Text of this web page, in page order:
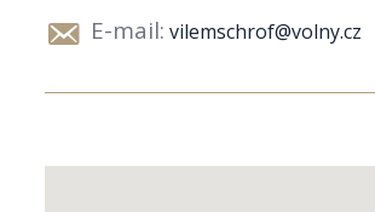
E-mail: vilemschrof@volny.cz